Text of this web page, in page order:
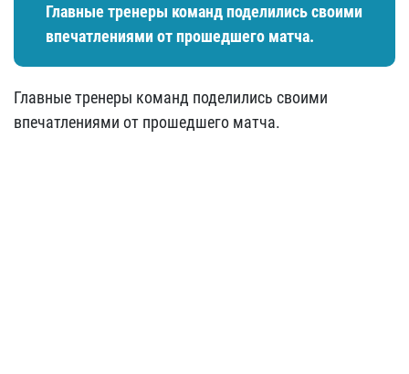
Главные тренеры команд поделились своими
впечатлениями от прошедшего матча.
Главные тренеры команд поделились своими
впечатлениями от прошедшего матча.